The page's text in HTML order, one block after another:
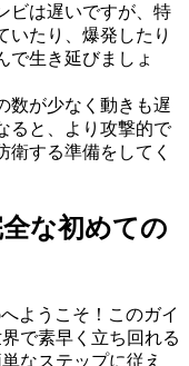
ビは遅いですが、特
いたり、爆発したり
で生き延びましょ
数が少なく動きも遅
ると、より攻撃的で
衛する準備をしてく
な初めての
へようこそ！このガイ
で素早く立ち回れる
なステップに従え